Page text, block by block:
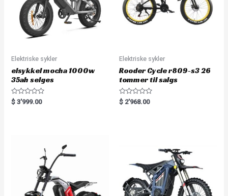
Elektriske sykler
elsykkel mocha 1000w
35ah selges
R
a
$ 3'999.00
Elektriske sykler
Rooder Cycle r809-s3 26
tommer til salgs
R
a
$ 2'968.00